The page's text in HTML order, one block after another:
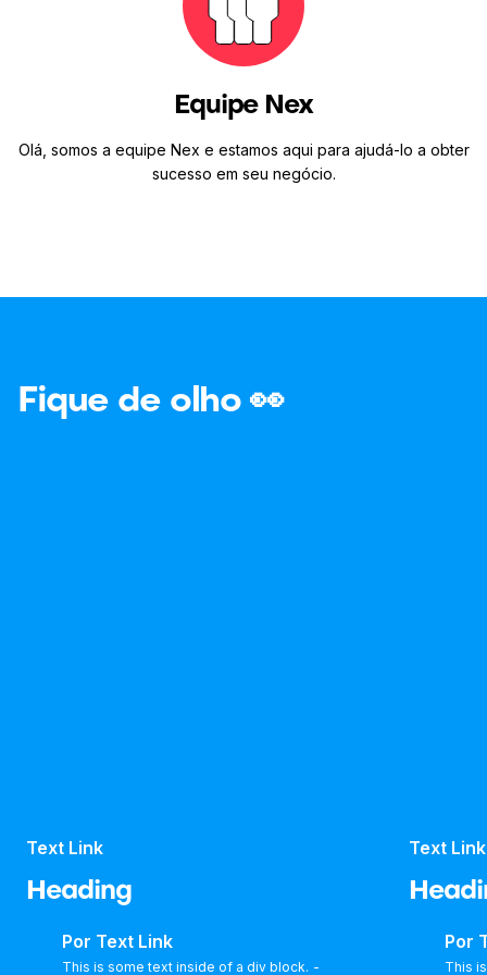
Equipe Nex
Olá, somos a equipe Nex e estamos aqui para ajudá-lo a obter
sucesso em seu negócio.
Fique de olho 👀
Text Link
Heading
Por Text Link
This is some text inside of a div block. -
Text Link
Por
This